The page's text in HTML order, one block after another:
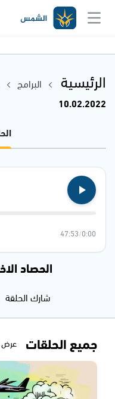
الرئيسية البرامج
10.02.2022
0:00
/
47:53
الحصاد الاخباري
شارك الحلقة
جميع الحلقات عرض